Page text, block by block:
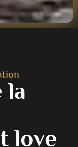
la
love